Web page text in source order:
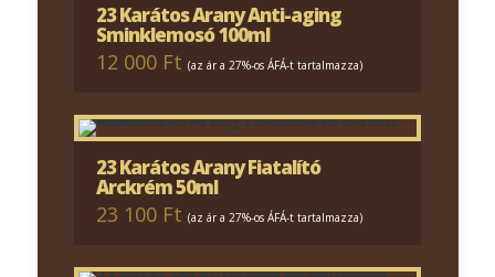
23 Karátos Arany Anti-aging
Sminklemosó 100ml
12 000 Ft (az ár a 27%-os ÁFÁ-t tartalmazza)
23 Karátos Arany Fiatalító
Arckrém 50ml
23 100 Ft (az ár a 27%-os ÁFÁ-t tartalmazza)